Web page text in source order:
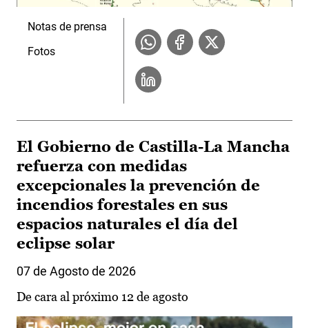
Notas de prensa
Fotos
El Gobierno de Castilla-La Mancha
refuerza con medidas
excepcionales la prevención de
incendios forestales en sus
espacios naturales el día del
eclipse solar
07 de Agosto de 2026
De cara al próximo 12 de agosto